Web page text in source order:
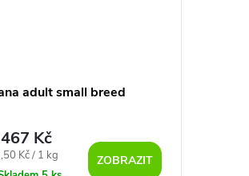
adult small breed
467 Kč
Kč / 1 kg
ZOBRAZIT